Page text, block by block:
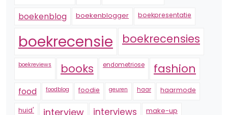
boekenblog boekenblogger boekpresentatie
boekrecensie boekrecensies
boekreviews books endometriose fashion
food foodblog foodie geuren haar haarmode
huid' interview interviews make-up